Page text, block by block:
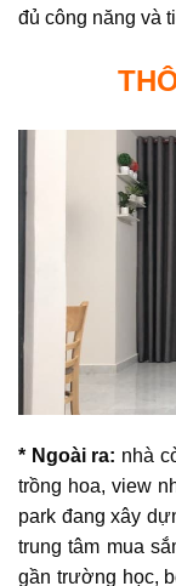
đủ công năng và
* Ngoài ra: nhà
trồng hoa, view
park đang xây
trung tâm mua
gần trường học,